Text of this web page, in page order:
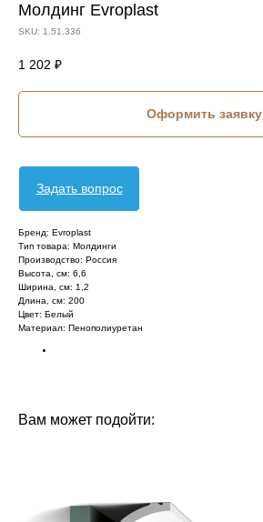
Молдинг Evroplast
SKU: 1.51.336
1 202 ₽
Оформить заявку
Задать вопрос
Бренд: Evroplast
Тип товара: Молдинги
Производство: Россия
Высота, см: 6,6
Ширина, см: 1,2
Длина, см: 200
Цвет: Белый
Материал: Пенополиуретан‎‎
Вам может подойти: